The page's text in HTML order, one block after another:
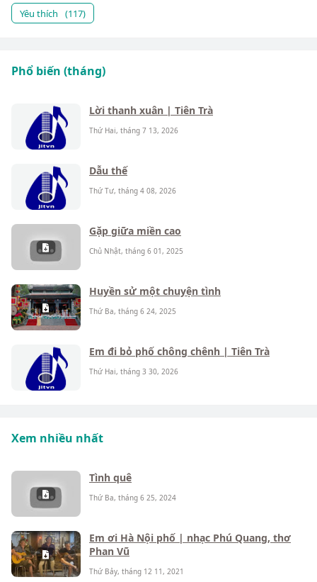
Yêu thích (117)
Phổ biến (tháng)
Lời thanh xuân | Tiên Trà
Thứ Hai, tháng 7 13, 2026
Dẫu thế
Thứ Tư, tháng 4 08, 2026
Gặp giữa miền cao
Chủ Nhật, tháng 6 01, 2025
Huyền sử một chuyện tình
Thứ Ba, tháng 6 24, 2025
Em đi bỏ phố chông chênh | Tiên Trà
Thứ Hai, tháng 3 30, 2026
Xem nhiều nhất
Tình quê
Thứ Ba, tháng 6 25, 2024
Em ơi Hà Nội phố | nhạc Phú Quang, thơ
Phan Vũ
Thứ Bảy, tháng 12 11, 2021